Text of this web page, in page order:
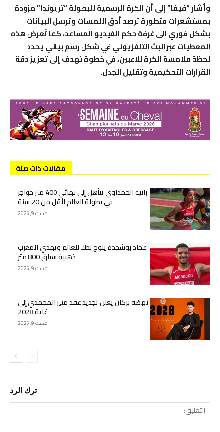
وأشار “فيفا” إلى أن الكرة الرسمية للبطولة “تريوندا” مزودة
بمستشعرات متطورة ترصد أدق اللمسات وترسل البيانات
بشكل فوري إلى غرفة حكم الفيديو المساعد، كما تُعرض هذه
المعطيات عبر البث التلفزيوني في شكل رسم بياني يحدد
لحظة ملامسة الكرة للاعبين، في خطوة تهدف إلى تعزيز دقة
القرارات التحكيمية وتقليل الجدل.
مقالات ذات صلة
رانية الحمداوي تتأهل إلى نهائي 400 متر حواجز
في بطولة العالم لأقل من 20 سنة
غشت 9, 2026
عماد بوشجدة يتوج بطلا للعالم ويهدي المغرب
ذهبية سباق 800 متر
غشت 9, 2026
نهضة بركان يعلن تجديد عقد منير المحمدي إلى
غاية 2028
غشت 9, 2026
ترك الرد